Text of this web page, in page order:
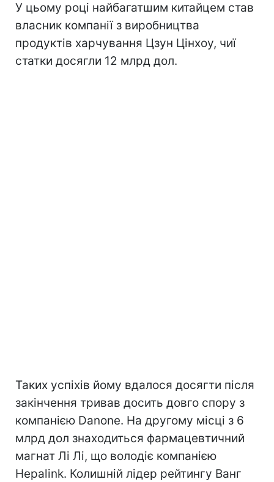
У цьому році найбагатшим китайцем став
власник компанії з виробництва
продуктів харчування Цзун Цінхоу, чиї
статки досягли 12 млрд дол.
Таких успіхів йому вдалося досягти після
закінчення тривав досить довго спору з
компанією Danone. На другому місці з 6
млрд дол знаходиться фармацевтичний
магнат Лі Лі, що володіє компанією
Hepalink. Колишній лідер рейтингу Ванг